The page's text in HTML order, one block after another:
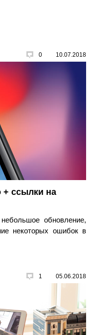
0 10.07.2018
+ ссылки на
обновление,
некоторых ошибок в
1 05.06.2018